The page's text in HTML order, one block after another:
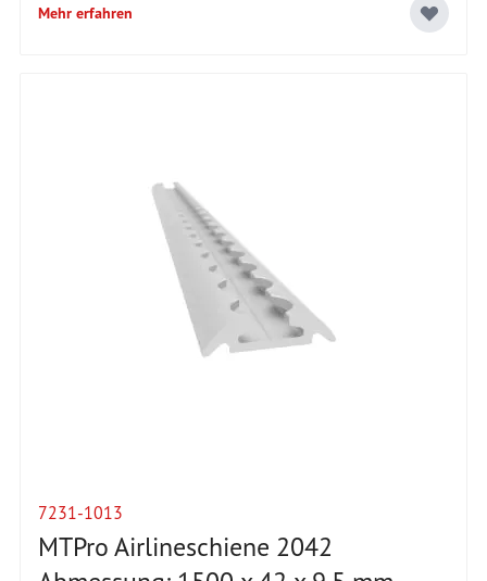
Mehr erfahren
7231-1013
MTPro Airlineschiene 2042